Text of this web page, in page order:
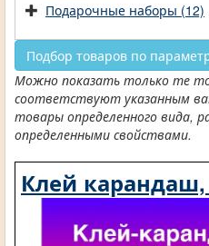
Подарочные наборы (12)
Подбор товаров по
Можно показать только те
соответствуют указанным
товары определенного вида,
определенными свойствами.
Клей карандаш,